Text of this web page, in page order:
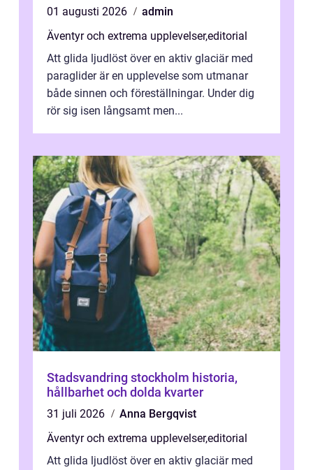
01 augusti 2026
admin
Äventyr och extrema upplevelser,editorial
Att glida ljudlöst över en aktiv glaciär med
paraglider är en upplevelse som utmanar
både sinnen och föreställningar. Under dig
rör sig isen långsamt men...
Stadsvandring stockholm historia,
hållbarhet och dolda kvarter
31 juli 2026
Anna Bergqvist
Äventyr och extrema upplevelser,editorial
Att glida ljudlöst över en aktiv glaciär med